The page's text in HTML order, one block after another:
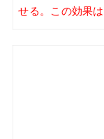
せる。この効果